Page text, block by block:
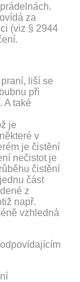
za
(viz § 2944
liší se
při
A také
je
v
je čistění
nečistot je
čistění
část
z
např.
vzhledná